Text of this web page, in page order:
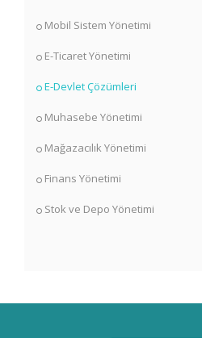
Mobil Sistem Yönetimi
E-Ticaret Yönetimi
E-Devlet Çözümleri
Muhasebe Yönetimi
Mağazacılık Yönetimi
Finans Yönetimi
Stok ve Depo Yönetimi